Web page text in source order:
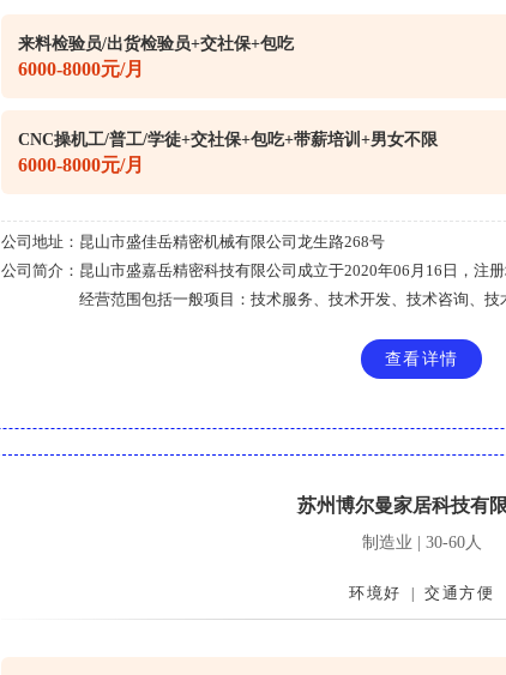
来料检验员/出货检验员+交社保+包吃
6000-8000元/月
CNC操机工/普工/学徒+交社保+包吃+带薪培训+男女不限
6000-8000元/月
公司地址： 昆山市盛佳岳精密机械有限公司龙生路268号
公司简介： 昆山市盛嘉岳精密科技有限公司成立于2020年06月16日，注
经营范围包括一般项目：技术服务、技术开发、技术咨询、技
查看详情
苏州博尔曼家居科技有
制造业 | 30-60人
环境好 | 交通方便